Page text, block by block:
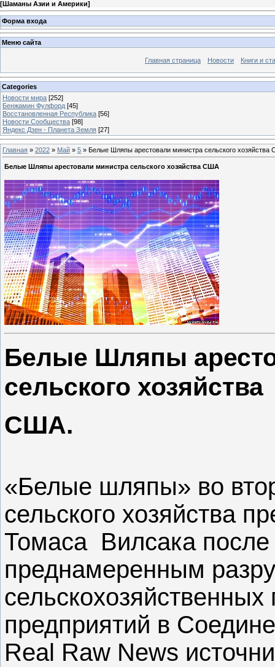
[Шаманы Азии и Америки]
Форма входа
Меню сайта
Главная страница Новости Книги и
Categories
Новости мира [252]
Бенжамин Фулфорд [45]
Восстановленная Республика [56]
Новости Сообщества [98]
Яндекс Дзен - Планета Земля [27]
Главная » 2022 » Май » 5 » Белые Шляпы арестовали министра сельского хозяйства
Белые Шляпы арестовали министра сельского хозяйства США
Белые Шляпы
сельского хозяйства
США.
«Белые шляпы» во
сельского хозяйства
Томаса Вилсака после
преднамеренным
предприятий в
Real Raw News